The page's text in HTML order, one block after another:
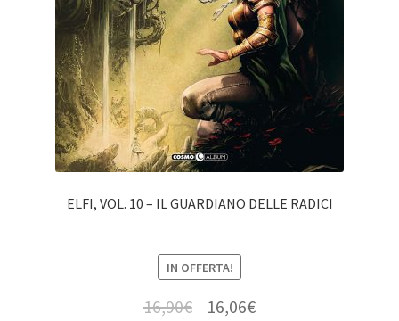
ELFI, VOL. 10 – IL GUARDIANO DELLE RADICI
IN OFFERTA!
16,90€ 16,06€